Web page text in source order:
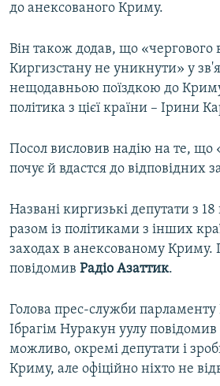
до анексованого Криму.
Він також додав, що «чергового
Киргизстану не уникнути» у
нещодавньою поїздкою до
політика з цієї країни – Ірини
Посол висловив надію на те, що
почує й вдастся до відповідних
Названі киргизькі депутати з 18
разом із політиками з інших
заходах в анексованому
повідомив Радіо Азаттик.
Голова прес-служби парламенту
Ібрагім Нуракун уулу повідомив
можливо, окремі депутати і
Криму, але офіційно ніхто не